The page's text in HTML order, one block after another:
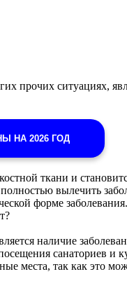
ситуациях,
НА 2026 ГОД
ткани и
вылечить
форме
наличие
санаториев и
места, так как это